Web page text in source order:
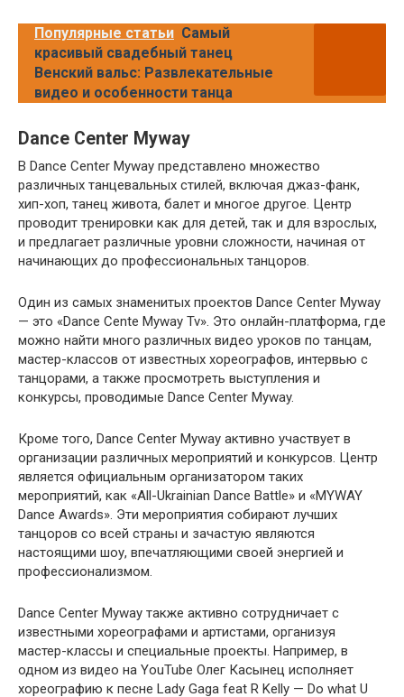
Популярные статьи Самый
красивый свадебный танец
Венский вальс: Развлекательные
видео и особенности танца
Dance Center Myway
В Dance Center Myway представлено множество
различных танцевальных стилей, включая джаз-фанк,
хип-хоп, танец живота, балет и многое другое. Центр
проводит тренировки как для детей, так и для взрослых,
и предлагает различные уровни сложности, начиная от
начинающих до профессиональных танцоров.
Один из самых знаменитых проектов Dance Center Myway
— это «Dance Cente Myway Tv». Это онлайн-платформа, где
можно найти много различных видео уроков по танцам,
мастер-классов от известных хореографов, интервью с
танцорами, а также просмотреть выступления и
конкурсы, проводимые Dance Center Myway.
Кроме того, Dance Center Myway активно участвует в
организации различных мероприятий и конкурсов. Центр
является официальным организатором таких
мероприятий, как «All-Ukrainian Dance Battle» и «MYWAY
Dance Awards». Эти мероприятия собирают лучших
танцоров со всей страны и зачастую являются
настоящими шоу, впечатляющими своей энергией и
профессионализмом.
Dance Center Myway также активно сотрудничает с
известными хореографами и артистами, организуя
мастер-классы и специальные проекты. Например, в
одном из видео на YouTube Олег Касынец исполняет
хореографию к песне Lady Gaga feat R Kelly — Do what U